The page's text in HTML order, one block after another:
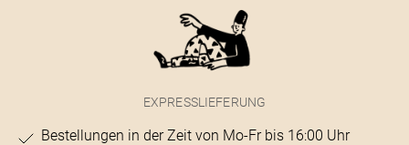
EXPRESSLIEFERUNG
Bestellungen in der Zeit von Mo-Fr bis 16:00 Uhr